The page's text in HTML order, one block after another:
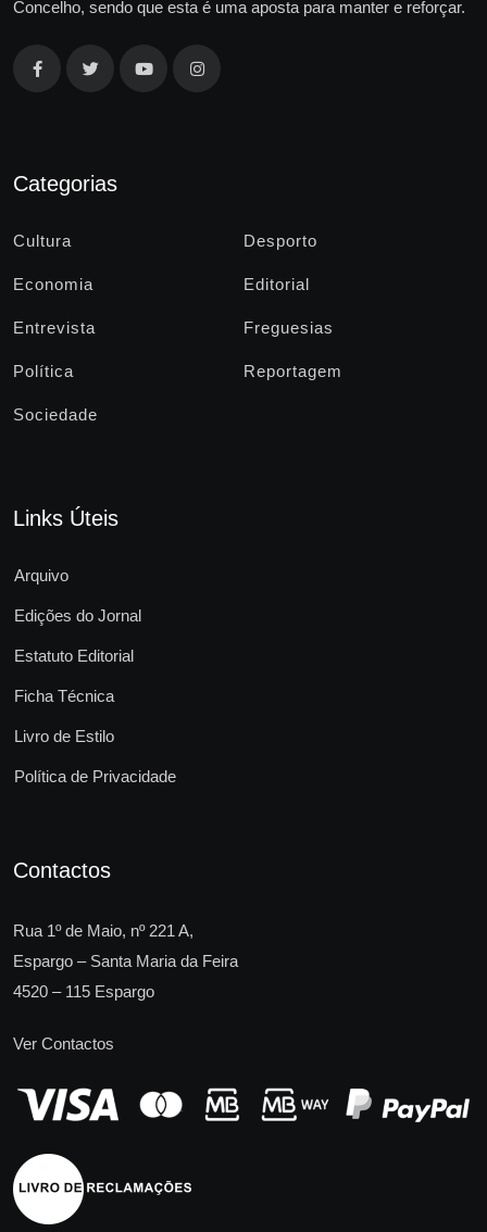
Concelho, sendo que esta é uma aposta para manter e reforçar.
Categorias
Cultura Desporto
Economia Editorial
Entrevista Freguesias
Política Reportagem
Sociedade
Links Úteis
Arquivo
Edições do Jornal
Estatuto Editorial
Ficha Técnica
Livro de Estilo
Política de Privacidade
Contactos
Rua 1º de Maio, nº 221 A,
Espargo – Santa Maria da Feira
4520 – 115 Espargo
Ver Contactos